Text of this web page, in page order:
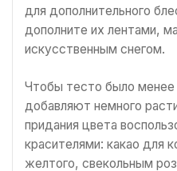
для дополнительного
дополните их лентами,
искусственным снегом.
Чтобы тесто было менее
добавляют немного
придания цвета
красителями: какао для
желтого, свекольным